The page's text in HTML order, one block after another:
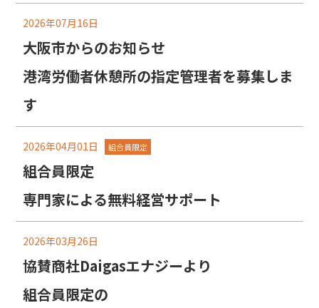
2026年07月16日
大阪市からのお知らせ
港湾労働者休憩所の指定管理者を募集しま
す
2026年04月01日 組合員限定
組合員限定
専門家による無料経営サポート
2026年03月26日
協賛商社Daigasエナジーより
組合員限定の